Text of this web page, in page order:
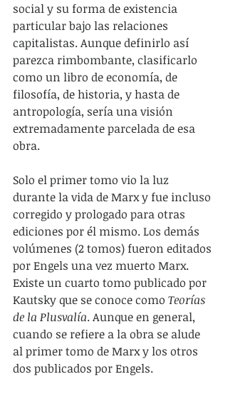
social y su forma de existencia
particular bajo las relaciones
capitalistas. Aunque definirlo así
parezca rimbombante, clasificarlo
como un libro de economía, de
filosofía, de historia, y hasta de
antropología, sería una visión
extremadamente parcelada de esa
obra.
Solo el primer tomo vio la luz
durante la vida de Marx y fue incluso
corregido y prologado para otras
ediciones por él mismo. Los demás
volúmenes (2 tomos) fueron editados
por Engels una vez muerto Marx.
Existe un cuarto tomo publicado por
Kautsky que se conoce como Teorías
de la Plusvalía. Aunque en general,
cuando se refiere a la obra se alude
al primer tomo de Marx y los otros
dos publicados por Engels.